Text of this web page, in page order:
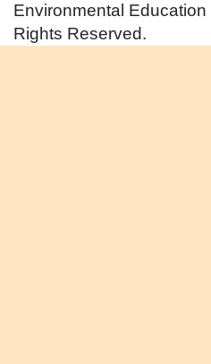
Environmental Education
Rights Reserved.